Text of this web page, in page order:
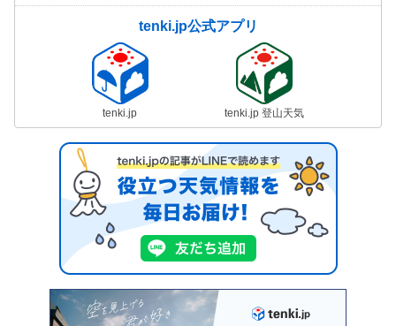
tenki.jp公式アプリ
tenki.jp tenki.jp 登山天気